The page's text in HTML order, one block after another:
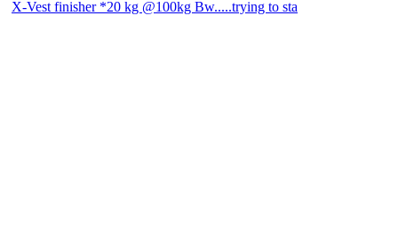
X-Vest finisher *20 kg @100kg Bw.....trying to sta